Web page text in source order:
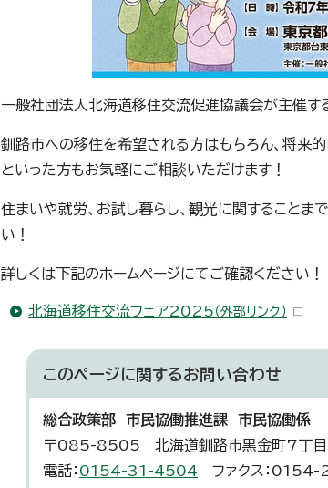
一般社団法人北海道移住交流促進協議会が主催す
釧路市への移住を希望される方はもちろん、将来
といった方もお気軽にご相談いただけます！
住まいや就労、お試し暮らし、観光に関すること
い！
詳しくは下記のホームページにてご確認ください！
北海道移住交流フェア2025 （外部リンク）
このページに関するお問い合わせ
総合政策部 市民協働推進課 市民協働係
〒085-8505 北海道釧路市黒金町7丁
電話： 0154-31-4504 ファクス：